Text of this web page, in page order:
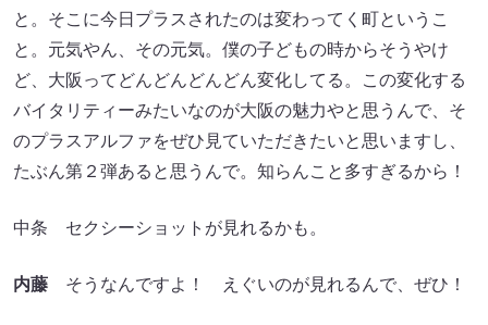
と。そこに今日プラスされたのは変わってく町というこ
と。元気やん、その元気。僕の子どもの時からそうやけ
ど、大阪ってどんどんどんどん変化してる。この変化する
バイタリティーみたいなのが大阪の魅力やと思うんで、そ
のプラスアルファをぜひ見ていただきたいと思いますし、
たぶん第２弾あると思うんで。知らんこと多すぎるから！
中条 セクシーショットが見れるかも。
内藤 そうなんですよ！ えぐいのが見れるんで、ぜひ！